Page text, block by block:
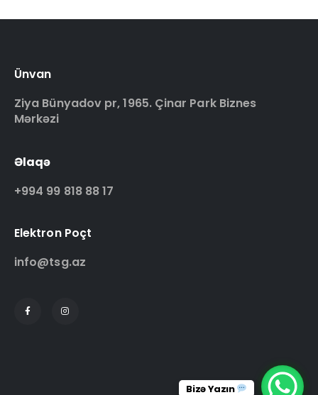
Ünvan
Ziya Bünyadov pr, 1965. Çinar Park Biznes
Mərkəzi
Əlaqə
+994 99 818 88 17
Elektron Poçt
info@tsg.az
Bizə Yazın